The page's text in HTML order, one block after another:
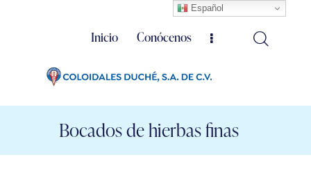
Inicio Conócenos
Bocados de hierbas finas
Español